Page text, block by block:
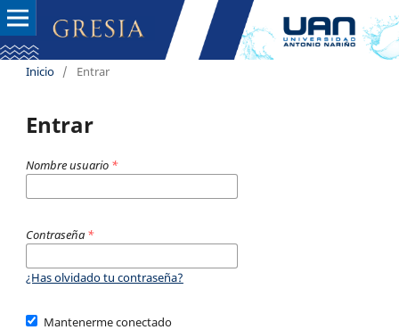
Inicio / Entrar
Entrar
Nombre usuario *
Contraseña *
¿Has olvidado tu contraseña?
Mantenerme conectado